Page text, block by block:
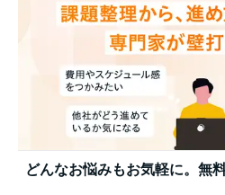
どんなお悩みもお気軽に。無